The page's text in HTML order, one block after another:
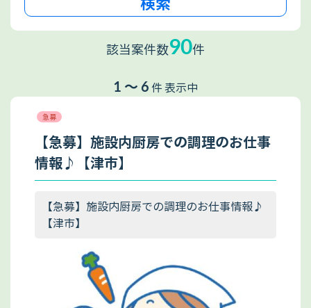
該当案件数90件
1 ～ 6 件 表示中
【急募】施設内厨房での調理のお仕事
情報♪【津市】
急募
【急募】施設内厨房での調理のお仕事情報♪
【津市】